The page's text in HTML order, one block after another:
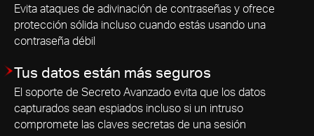
Evita ataques de adivinación de contraseñas y ofrece
protección sólida incluso cuando estás usando una
contraseña débil
Tus datos están más seguros
El soporte de Secreto Avanzado evita que los datos
capturados sean espiados incluso si un intruso
compromete las claves secretas de una sesión